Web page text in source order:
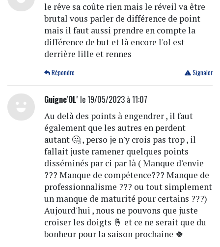
le rêve sa coûte rien mais le réveil va être
brutal vous parler de différence de point
mais il faut aussi prendre en compte la
différence de but et là encore l'ol est
derrière lille et rennes
Signaler
Répondre
Guigne'OL' le 19/05/2023 à 11:07
Au delà des points à engendrer , il faut
également que les autres en perdent
autant 🤔 , perso je n'y crois pas trop , il
fallait juste ramener quelques points
disséminés par ci par là ( Manque d'envie
??? Manque de compétence??? Manque de
professionnalisme ??? ou tout simplement
un manque de maturité pour certains ???)
Aujourd'hui , nous ne pouvons que juste
croiser les doigts 🤞 et ce ne serait que du
bonheur pour la saison prochaine 🍀